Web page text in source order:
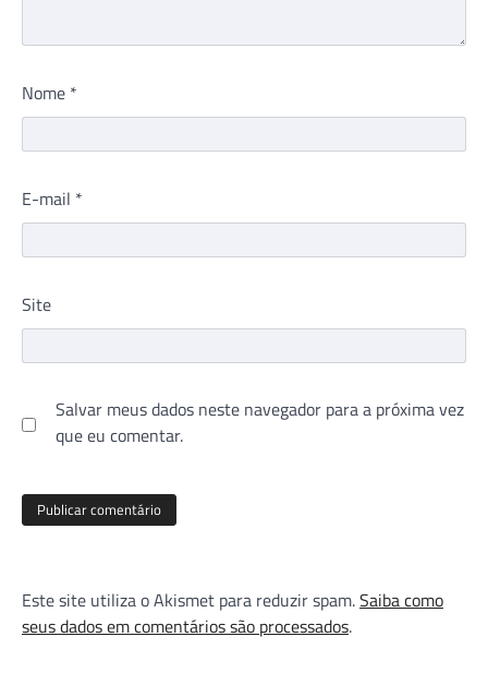
Nome *
E-mail *
Site
Salvar meus dados neste navegador para a próxima vez
que eu comentar.
Este site utiliza o Akismet para reduzir spam.Saiba como
seus dados em comentários são processados.